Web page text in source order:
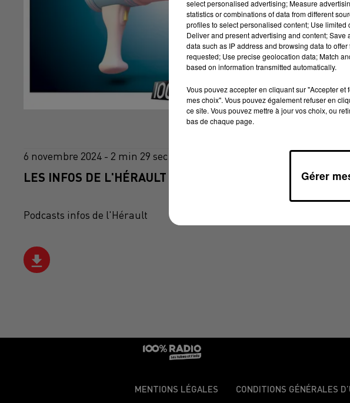
6 novembre 2024 - 2 min 29 sec
LES INFOS DE L'HÉRAULT DU 06/11/2024 À 14H00
Podcasts infos de l'Hérault
MENTIONS LÉGALES CONDITIONS GÉNÉRALES
select personalised advertising; Measure
statistics or combinations of data from different
profiles to select personalised content; Use
Deliver and present advertising and content;
data such as IP address and browsing data to
requested; Use precise geolocation data; Match
based on information transmitted automatically.
Vous pouvez accepter en cliquant sur "Accepter
mes choix". Vous pouvez également refuser en
ce site. Vous pouvez mettre à jour vos choix, ou
bas de chaque page.
Gérer